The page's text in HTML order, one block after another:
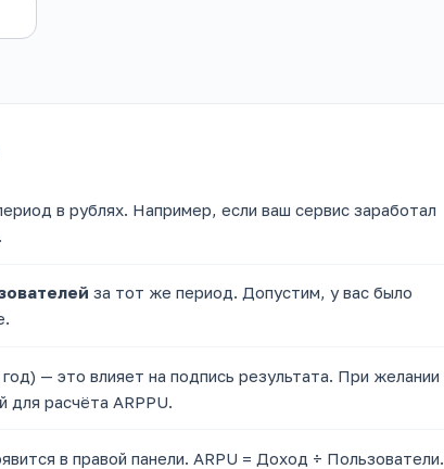
в рублях. Например, если ваш сервис заработал
за тот же период. Допустим, у вас было
— это влияет на подпись результата. При желании
расчёта ARPPU.
в правой панели. ARPU = Доход ÷ Пользователи.